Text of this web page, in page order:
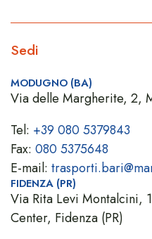
Sedi
MODUGNO (BA)
Via delle Margherite, 2,
Tel: +39 080 5379843
Fax: 080 5375648
E-mail:
FIDENZA (PR)
Via Rita Levi Montalcini,
Center, Fidenza (PR)